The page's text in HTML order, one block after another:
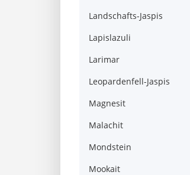
Landschafts-Jaspis
Lapislazuli
Larimar
Leopardenfell-Jaspis
Magnesit
Malachit
Mondstein
Mookait